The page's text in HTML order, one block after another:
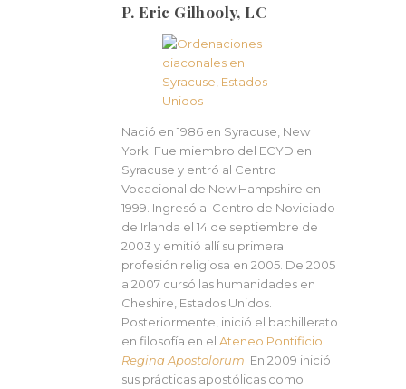
P. Eric Gilhooly, LC
Nació en 1986 en Syracuse, New
York. Fue miembro del ECYD en
Syracuse y entró al Centro
Vocacional de New Hampshire en
1999. Ingresó al Centro de Noviciado
de Irlanda el 14 de septiembre de
2003 y emitió allí su primera
profesión religiosa en 2005. De 2005
a 2007 cursó las humanidades en
Cheshire, Estados Unidos.
Posteriormente, inició el bachillerato
en filosofía en el Ateneo Pontificio
Regina Apostolorum . En 2009 inició
sus prácticas apostólicas como